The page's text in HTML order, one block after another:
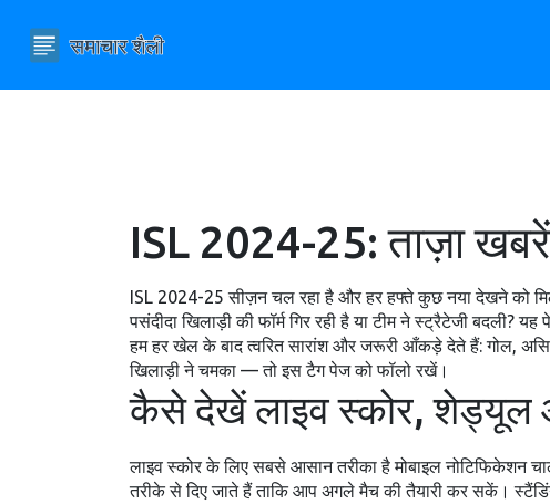
ISL 2024-25: ताज़ा
ISL 2024-25 सीज़न चल रहा है और हर हफ्ते कुछ नया देखने को
पसंदीदा खिलाड़ी की फॉर्म गिर रही है या टीम ने स्ट्रैटेजी बदली?
हम हर खेल के बाद त्वरित सारांश और जरूरी आँकड़े देते हैं: गोल,
खिलाड़ी ने चमका — तो इस टैग पेज को फॉलो रखें।
कैसे देखें लाइव स्कोर, शेड्यूल
लाइव स्कोर के लिए सबसे आसान तरीका है मोबाइल नोटिफिकेशन
तरीके से दिए जाते हैं ताकि आप अगले मैच की तैयारी कर सकें।